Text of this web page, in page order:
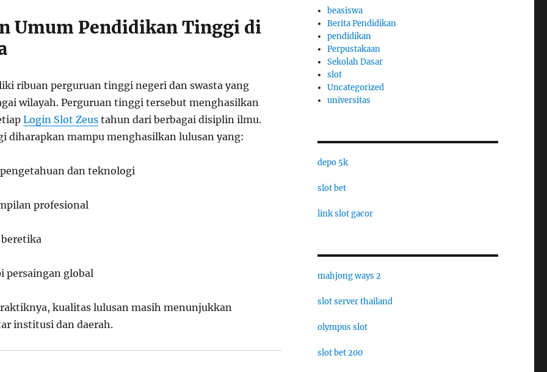
Umum Pendidikan Tinggi di
ribuan perguruan tinggi negeri dan swasta yang
wilayah. Perguruan tinggi tersebut menghasilkan
Login Slot Zeustahun dari berbagai disiplin ilmu.
diharapkan mampu menghasilkan lulusan yang:
dan teknologi
profesional
persaingan global
kualitas lulusan masih menunjukkan
institusi dan daerah.
beasiswa
Berita Pendidikan
pendidikan
Perpustakaan
Sekolah Dasar
slot
Uncategorized
universitas
depo 5k
slot bet
link slot gacor
mahjong ways 2
slot server thailand
olympus slot
slot bet 200